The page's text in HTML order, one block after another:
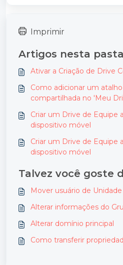
Imprimir
Artigos nesta
Ativar a Criação de Drive
Como adicionar um
compartilhada no 'Meu
Criar um Drive de Equipe
dispositivo móvel
Criar um Drive de Equipe
dispositivo móvel
Talvez você goste
Mover usuário de
Alterar informações do
Alterar domínio principal
Como transferir